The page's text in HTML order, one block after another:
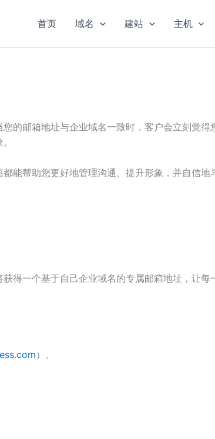
首页 域名 建站 主机
的邮箱地址与企业域名一致时，客户会立刻觉
能帮助您更好地管理沟通、提升形象，并自信地
得一个基于自己企业域名的专属邮箱地址，让每
）。